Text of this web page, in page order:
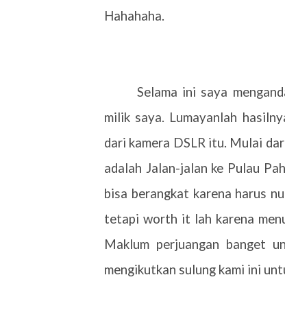
Hahahaha.
Selama ini saya
milik saya. Lumayanlah
dari kamera DSLR itu. Mulai
adalah Jalan-jalan ke Pulau
bisa berangkat karena harus
tetapi worth it lah karena
Maklum perjuangan banget
mengikutkan sulung kami ini